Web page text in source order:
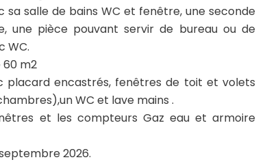
sa salle de bains WC et fenêtre, une seconde
une pièce pouvant servir de bureau ou de
WC.
60 m2
placard encastrés, fenêtres de toit et volets
WC et lave mains .
et les compteurs Gaz eau et armoire
2026.